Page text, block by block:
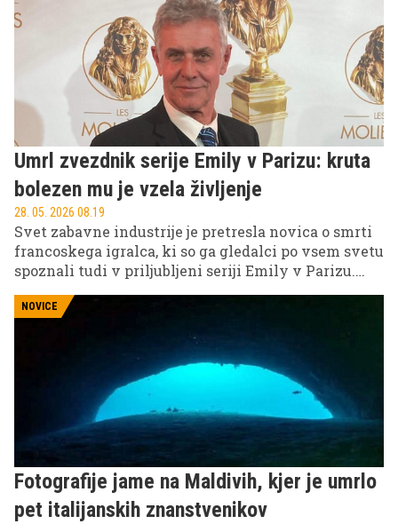
Umrl zvezdnik serije Emily v Parizu: kruta
bolezen mu je vzela življenje
28. 05. 2026 08.19
Svet zabavne industrije je pretresla novica o smrti
francoskega igralca, ki so ga gledalci po vsem svetu
spoznali tudi v priljubljeni seriji Emily v Parizu.
Igralec je umrl v 69. letu starosti po težki bolezni,
njegovo smrt pa so potrdili družinski člani.
NOVICE
Fotografije jame na Maldivih, kjer je umrlo
pet italijanskih znanstvenikov